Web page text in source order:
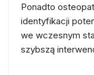
Ponadto
identyfikacji
we wczesnym
szybszą